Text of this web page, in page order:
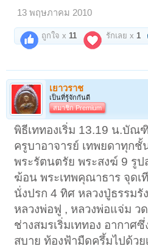
13 พฤษภาคม 2010
ถูกใจ x11 รักเลย x1
เยาวราช
เป็นที่รู้จักกันดี
สมาชิก Premium
พิธีเททองเริ่ม 13.19 น.บัณ
ครูบาอาจารย์ เทพยดาทุก
พระรัตนตรัย พระสงฆ์ 9 รู
ฆ้อน พระเทพคุณาธาร จุด
นั่งปรก 4 ทิศ หลวงปู่ธรรมรั
หลวงพ่อฟู , หลวงพ่อแจ่ม ว
ช่างสมรเริ่มเททอง อากาศ
สบาย ท้องฟ้ามืดครึ้มไปด้ว